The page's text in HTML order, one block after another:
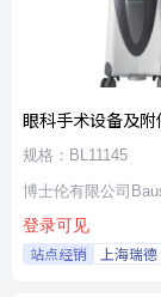
眼科手术设备及附
规格：BL11145
博士伦有限公司
Incorporated
登录可见
站点经销 上海瑞德